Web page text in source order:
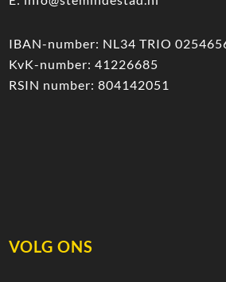
IBAN-number: NL34 TRIO
KvK-number: 41226685
RSIN number: 804142051
VOLG ONS